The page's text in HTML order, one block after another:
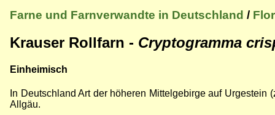
Farne und Farnverwandte in Deutschland /
Krauser Rollfarn - Cryptogramma
Einheimisch
In Deutschland Art der höheren Mittelgebirge auf
Allgäu.